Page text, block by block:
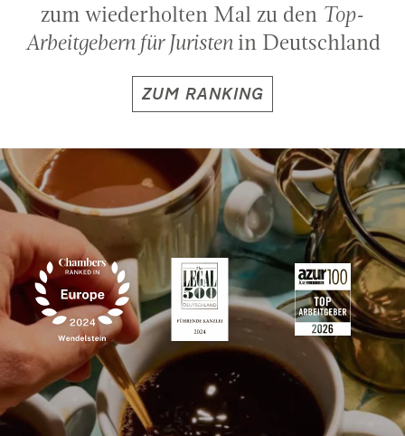
ANZEIGENKAMPAGNE 2014 — HEUTE
Haifischbecken!Unsere Anzeigenkampagne — Simply
the best!
KAMPAGNE ANSEHEN
zum wiederholten Mal zu den Top-
Arbeitgebern für Juristenin Deutschland
ZUM RANKING